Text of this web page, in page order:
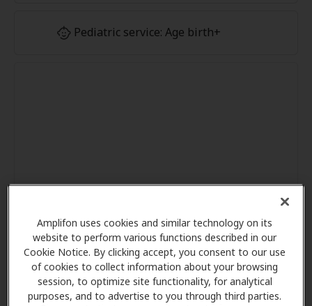
Amplifon uses cookies and similar technology on its
website to perform various functions described in our
Cookie Notice. By clicking accept, you consent to our use
of cookies to collect information about your browsing
session, to optimize site functionality, for analytical
purposes, and to advertise to you through third parties.
Pediatric service: Age birth+